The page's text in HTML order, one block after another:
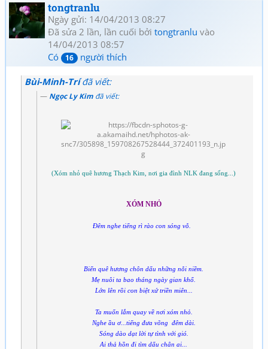
tongtranlu
Ngày gửi: 14/04/2013 08:27
Đã sửa 2 lần, lần cuối bởi tongtranlu vào
14/04/2013 08:57
Có
16 người thích
Bùi-Minh-Tríđã viết:
Ngọc Ly Kim đã viết:
(Xóm nhỏ quê hương Thạch Kim, nơi gia đình NLK đang sống...)
XÓM NHỎ
Đêm nghe tiếng rì rào con sóng vỗ.
Biển quê hương chôn dấu những nỗi niềm.
Mẹ nuôi ta bao tháng ngày gian khổ.
Lớn lên rồi con biệt xứ triền miên...
Ta muốn lắm quay về nơi xóm nhỏ.
Nghe ầu ơ...tiếng đưa võng đêm dài.
Sóng dào dạt lời tự tình với gió.
Ai thả hồn đi tìm dấu chân ai...